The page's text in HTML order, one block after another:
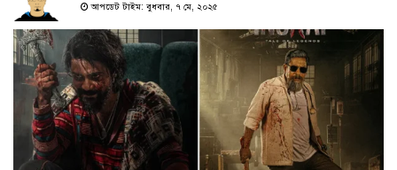
আপডেট টাইম: বুধবার, ৭ মে, ২০২৫